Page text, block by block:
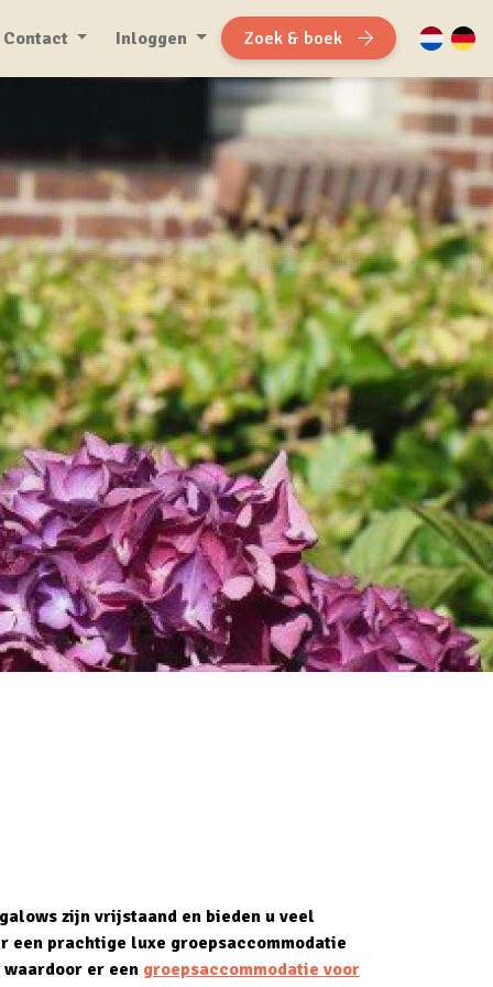
Contact Inloggen Zoek & boek
zijn vrijstaand en bieden u veel
een prachtige luxe groepsaccommodatie
er een groepsaccommodatie voor